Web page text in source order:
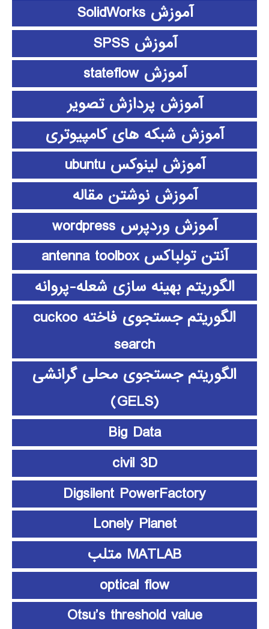
آموزش SolidWorks
آموزش SPSS
آموزش stateflow
آموزش پردازش تصویر
آموزش شبکه های کامپیوتری
آموزش لینوکس ubuntu
آموزش نوشتن مقاله
آموزش وردپرس wordpress
آنتن تولباکس antenna toolbox
الگوریتم بهینه سازی شعله-پروانه
الگوریتم جستجوی فاخته cuckoo
search
الگوریتم جستجوی محلی گرانشی
(GELS)
Big Data
civil 3D
Digsilent PowerFactory
Lonely Planet
MATLAB متلب
optical flow
Otsu’s threshold value